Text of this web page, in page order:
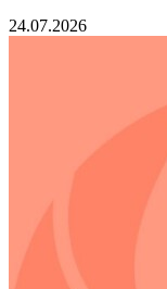
24.07.2026